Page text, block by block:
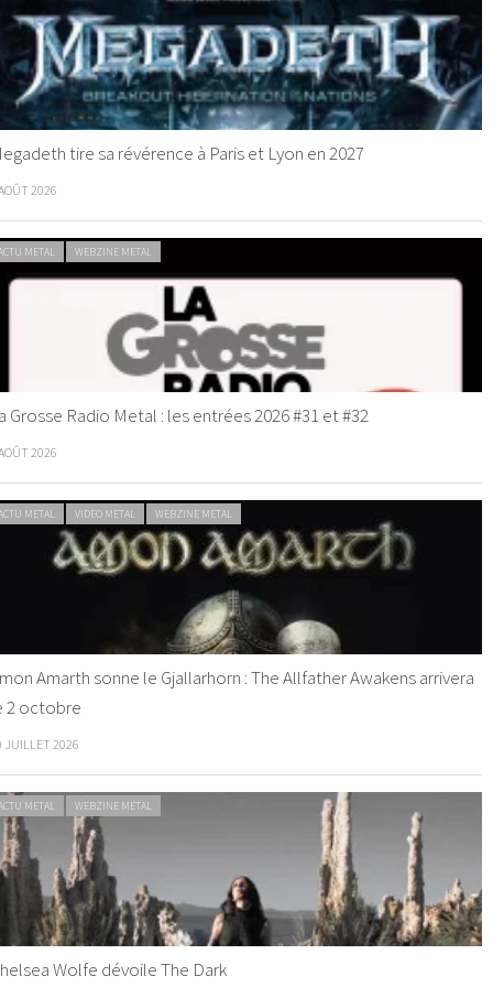
tire sa révérence à Paris et Lyon en 2027
2026
METAL WEBZINE METAL
Grosse Radio Metal : les entrées 2026 #31 et #32
2026
METAL VIDEO METAL WEBZINE METAL
Amarth sonne le Gjallarhorn : The Allfather Awakens arrivera
2 octobre
JUILLET 2026
METAL WEBZINE METAL
Wolfe dévoile The Dark